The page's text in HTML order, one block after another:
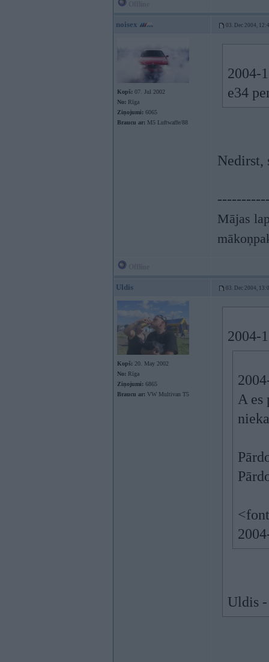
noisex 03. Dec 2004,
Kopš: 07. Jul 2002
No: Rīga
Ziņojumi: 6065
Braucu ar: M5 Luftwaffe/88
2004-
e34
Nedirst,
Mājas
Uldis 03. Dec 2004,
Kopš: 20. May 2002
No: Rīga
Ziņojumi: 6865
Braucu ar: VW Multivan T5
2004-
A es
Uldis